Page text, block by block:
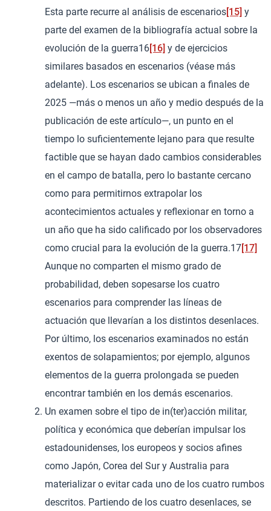
Esta parte recurre al análisis de escenarios[15] y
parte del examen de la bibliografía actual sobre la
evolución de la guerra16[16] y de ejercicios
similares basados en escenarios (véase más
adelante). Los escenarios se ubican a finales de
2025 —más o menos un año y medio después de la
publicación de este artículo—, un punto en el
tiempo lo suficientemente lejano para que resulte
factible que se hayan dado cambios considerables
en el campo de batalla, pero lo bastante cercano
como para permitirnos extrapolar los
acontecimientos actuales y reflexionar en torno a
un año que ha sido calificado por los observadores
como crucial para la evolución de la guerra.17[17]
Aunque no comparten el mismo grado de
probabilidad, deben sopesarse los cuatro
escenarios para comprender las líneas de
actuación que llevarían a los distintos desenlaces.
Por último, los escenarios examinados no están
exentos de solapamientos; por ejemplo, algunos
elementos de la guerra prolongada se pueden
encontrar también en los demás escenarios.
Un examen sobre el tipo de in(ter)acción militar,
política y económica que deberían impulsar los
estadounidenses, los europeos y socios afines
como Japón, Corea del Sur y Australia para
materializar o evitar cada uno de los cuatro rumbos
descritos. Partiendo de los cuatro desenlaces, se